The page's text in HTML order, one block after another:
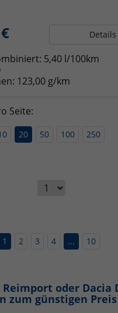
Details
5,40 l/100km
123,00 g/km
Seite:
20 50 100 250
1 2 3 4 ... 10
Reimport oder Dacia
zum günstigen